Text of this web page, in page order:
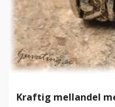
Kraftig mellandel